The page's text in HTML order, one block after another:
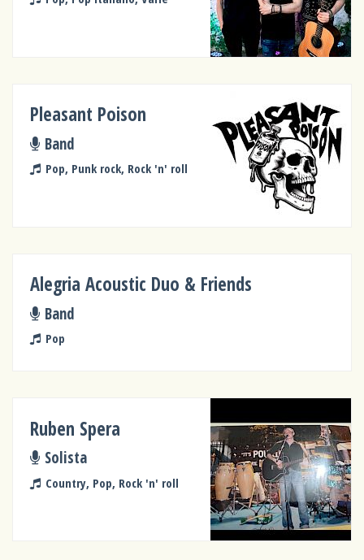
Pleasant Poison
Band
Pop, Punk rock, Rock 'n' roll
Alegria Acoustic Duo & Friends
Band
Pop
Ruben Spera
Solista
Country, Pop, Rock 'n' roll